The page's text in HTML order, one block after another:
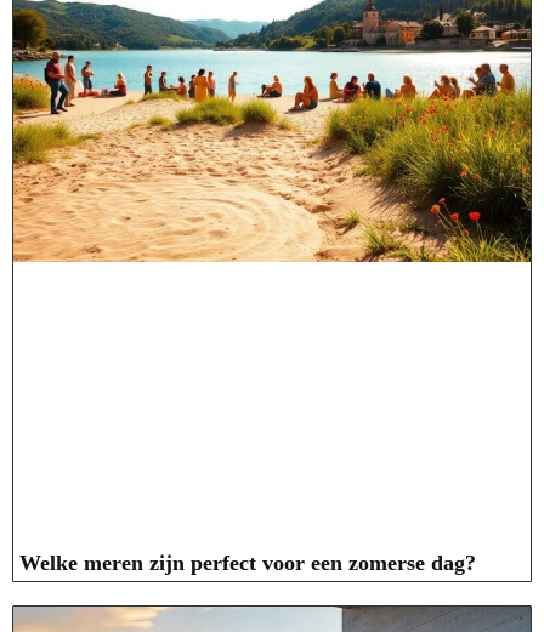
Welke meren zijn perfect voor een zomerse dag?